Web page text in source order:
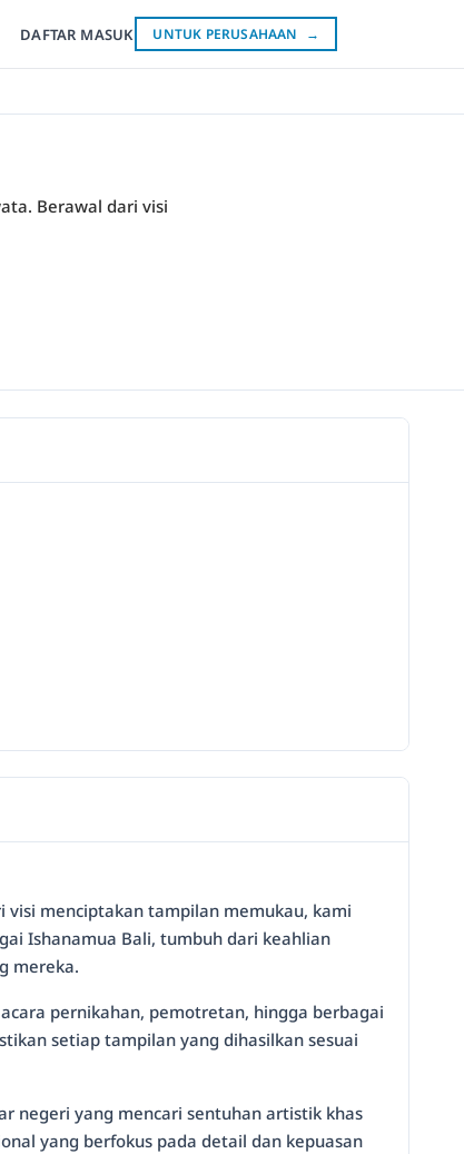
DAFTAR MASUK UNTUK PERUSAHAAN →
Berawal dari visi
visi menciptakan tampilan memukau, kami
Ishanamua Bali, tumbuh dari keahlian
mereka.
pernikahan, pemotretan, hingga berbagai
setiap tampilan yang dihasilkan sesuai
negeri yang mencari sentuhan artistik khas
yang berfokus pada detail dan kepuasan